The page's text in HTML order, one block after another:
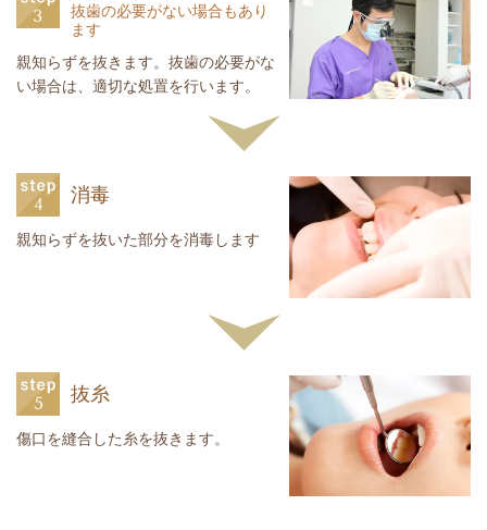
抜歯の必要がない場合もあり
ます
親知らずを抜きます。抜歯の必要がな
い場合は、適切な処置を行います。
消毒
親知らずを抜いた部分を消毒します
抜糸
傷口を縫合した糸を抜きます。